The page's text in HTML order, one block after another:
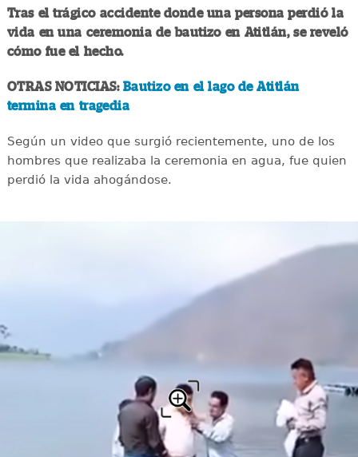
Tras el trágico accidente donde una persona perdió la
vida en una ceremonia de bautizo en Atitlán, se reveló
cómo fue el hecho.
OTRAS NOTICIAS: Bautizo en el lago de Atitlán
termina en tragedia
Según un video que surgió recientemente, uno de los
hombres que realizaba la ceremonia en agua, fue quien
perdió la vida ahogándose.